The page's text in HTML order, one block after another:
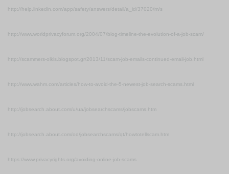
http://help.linkedin.com/app/safety/answers/detail/a_id/37020/m/s
http://www.worldprivacyforum.org/2004/07/blog-timeline-the-evolution-of-a-job-scam/
http://scammers-olkis.blogspot.gr/2013/11/scam-job-emails-continued-email-job.html
http://www.wahm.com/articles/how-to-avoid-the-5-newest-job-search-scams.html
http://jobsearch.about.com/u/ua/jobsearchscams/jobscams.htm
http://jobsearch.about.com/od/jobsearchscams/qt/howtotellscam.htm
https://www.privacyrights.org/avoiding-online-job-scams